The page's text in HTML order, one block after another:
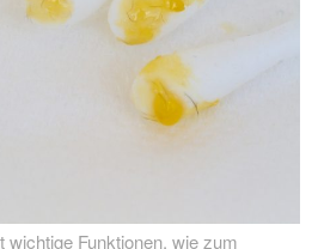
Funktionen, wie zum